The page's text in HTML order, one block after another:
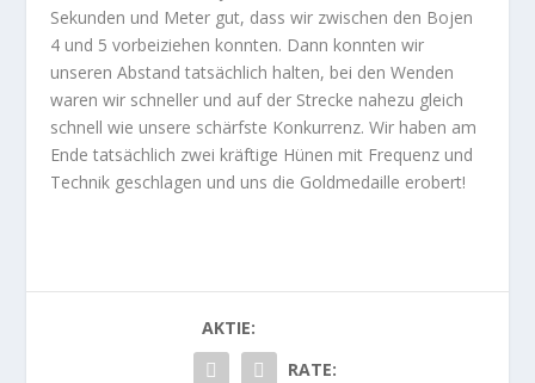
Sekunden und Meter gut, dass wir zwischen den Bojen
4 und 5 vorbeiziehen konnten. Dann konnten wir
unseren Abstand tatsächlich halten, bei den Wenden
waren wir schneller und auf der Strecke nahezu gleich
schnell wie unsere schärfste Konkurrenz. Wir haben am
Ende tatsächlich zwei kräftige Hünen mit Frequenz und
Technik geschlagen und uns die Goldmedaille erobert!
AKTIE:
RATE: